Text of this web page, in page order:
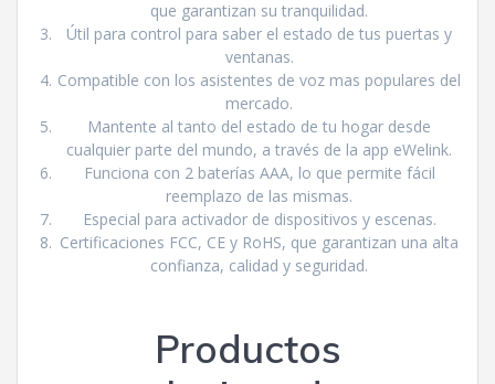
que garantizan su tranquilidad.
Útil para control para saber el estado de tus puertas y
ventanas.
Compatible con los asistentes de voz mas populares del
mercado.
Mantente al tanto del estado de tu hogar desde
cualquier parte del mundo, a través de la app eWelink.
Funciona con 2 baterías AAA, lo que permite fácil
reemplazo de las mismas.
Especial para activador de dispositivos y escenas.
Certificaciones FCC, CE y RoHS, que garantizan una alta
confianza, calidad y seguridad.
Productos